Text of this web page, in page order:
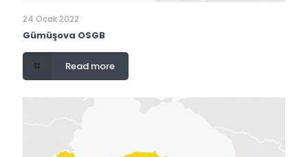
24 Ocak 2022
Gümüşova OSGB
Read more